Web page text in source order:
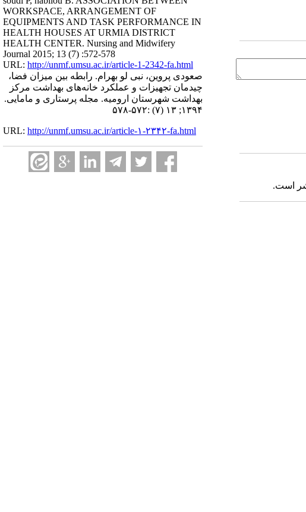
WORKSPACE, ARRANGEMENT OF
EQUIPMENTS AND TASK PERFORMANCE IN
HEALTH HOUSES AT URMIA DISTRICT
HEALTH CENTER. Nursing and Midwifery
Journal 2015; 13 (7) :572-578
URL: http://unmf.umsu.ac.ir/article-1-2342-fa.html
صعودی پروین، نبی لو بهرام. رابطه بین میزان فضا،
چیدمان تجهیزات و عملکرد خانه‌های بهداشت مرکز
بهداشت شهرستان ارومیه. مجله پرستاری و مامایی.
۱۳۹۴; ۱۳ (۷) :۵۷۲-۵۷۸
URL: http://unmf.umsu.ac.ir/article-۱-۲۳۴۲-fa.html
است.